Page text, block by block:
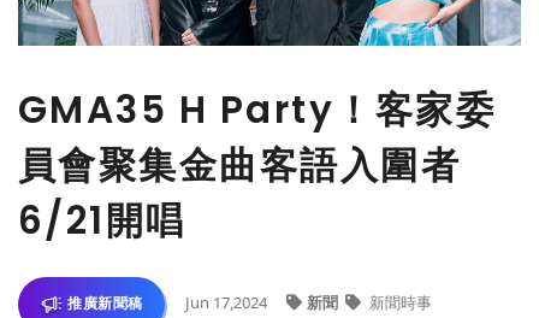
GMA35 H Party！客家委
員會聚集金曲客語入圍者
6/21開唱
推廣新聞稿 Jun 17,2024 新聞 新聞時事